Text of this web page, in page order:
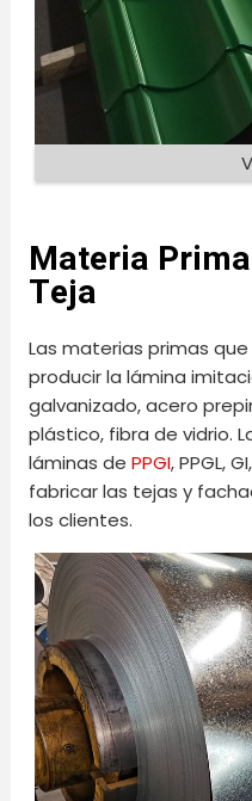
Materia
Teja
Las materias primas
producir la lámina
galvanizado, acero
plástico, fibra de vidrio.
láminas dePPGI, PPGL,
fabricar las tejas y
los clientes.